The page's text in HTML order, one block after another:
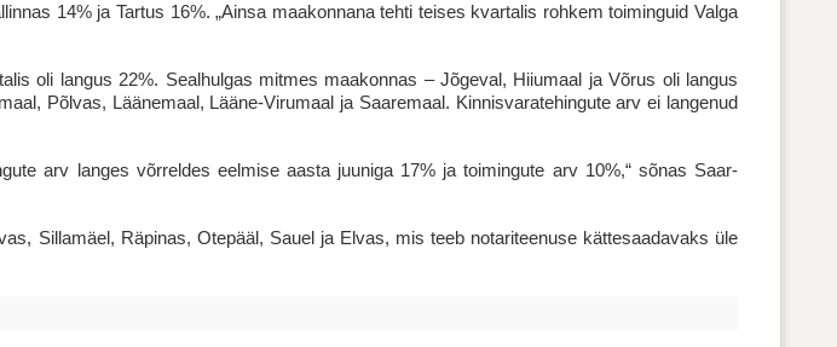
14% ja Tartus 16%. „Ainsa maakonnana tehti teises kvartalis rohkem toiminguid Valga
oli langus 22%. Sealhulgas mitmes maakonnas – Jõgeval, Hiiumaal ja Võrus oli langus
Põlvas, Läänemaal, Lääne-Virumaal ja Saaremaal. Kinnisvaratehingute arv ei langenud
arv langes võrreldes eelmise aasta juuniga 17% ja toimingute arv 10%,“ sõnas Saar-
Sillamäel, Räpinas, Otepääl, Sauel ja Elvas, mis teeb notariteenuse kättesaadavaks üle